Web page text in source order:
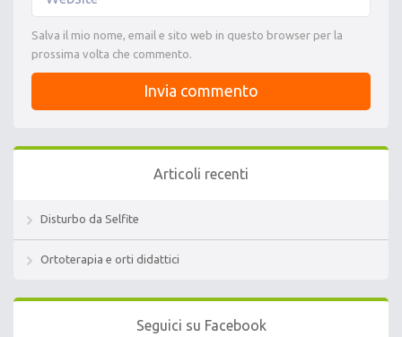
Salva il mio nome, email e sito web in questo browser per la
prossima volta che commento.
Articoli recenti
Disturbo da Selfite
Ortoterapia e orti didattici
Seguici su Facebook